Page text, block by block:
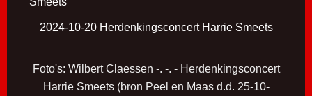
2024-10-20 Herdenkingsconcert Harrie Smeets
Foto's: Wilbert Claessen -. -. - Herdenkingsconcert
Harrie Smeets (bron Peel en Maas d.d. 25-10-